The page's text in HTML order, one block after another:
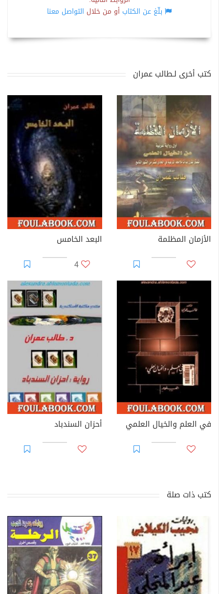
بلّغ عن الكتاب أو من خلال التواصل معنا
كتب أخرى لـطالب عمران
الأزمان المظلمة
البعد الخامس
4
في العلم والخيال العلمي أحزان السندباد
كتب ذات صلة